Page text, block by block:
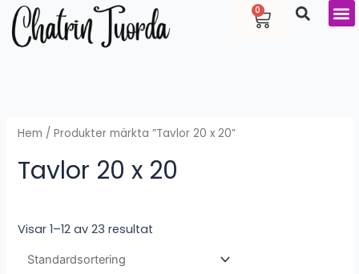
Hoppa
innehåll
0
Varukorg
Hem / Produkter märkta ”Tavlor 20 x 20”
Tavlor 20 x 20
Visar 1–12 av 23 resultat